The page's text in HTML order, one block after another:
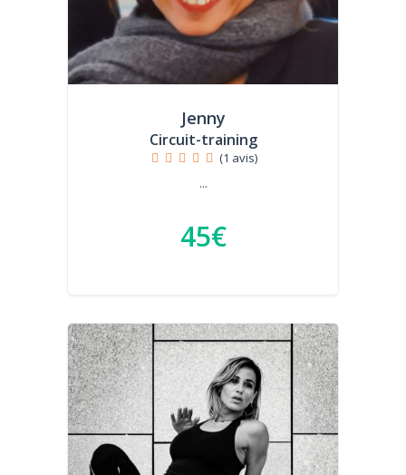
Jenny
Circuit-training
(1 avis)
...
45€